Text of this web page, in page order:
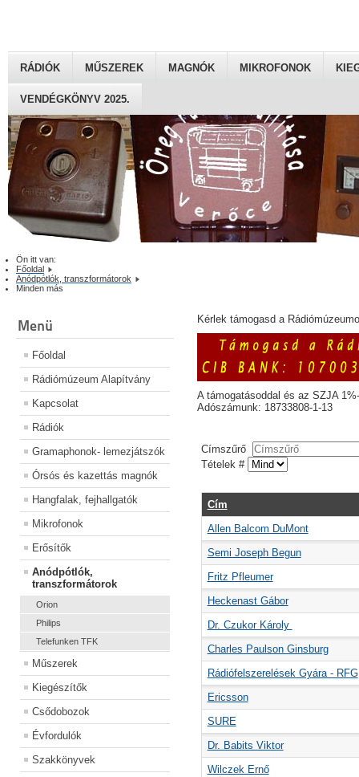
RÁDIÓK MŰSZEREK MAGNÓK MIKROFONOK
VENDÉGKÖNYV 2025.
Ön itt van:
Főoldal
Anódpótlók, transzformátorok
Minden más
Menü
Főoldal
Rádiómúzeum Alapítvány
Kapcsolat
Rádiók
Gramaphonok- lemezjátszók
Órsós és kazettás magnók
Hangfalak, fejhallgatók
Mikrofonok
Erősítők
Anódpótlók,
transzformátorok
Orion
Philips
Telefunken TFK
Műszerek
Kiegészítők
Csődobozok
Évfordulók
Szakkönyvek
Kérlek támogasd a
A támogatásoddal és az SZJA
Adószámunk: 18733808-1-13
Címszűrő
Tételek #
Cím
Allen Balcom DuMont
Semi Joseph Begun
Fritz Pfleumer
Heckenast Gábor
Dr. Czukor Károly
Charles Paulson Ginsburg
Rádiófelszerelések Gyára - RFG
Ericsson
SURE
Dr. Babits Viktor
Wilczek Ernő